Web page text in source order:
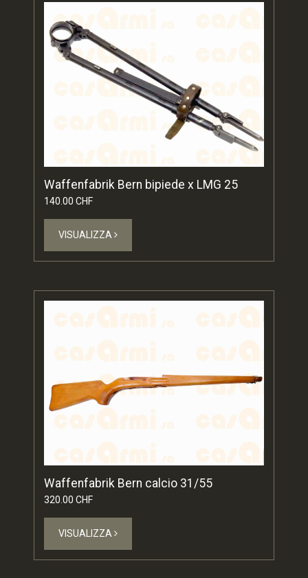
Waffenfabrik Bern bipiede x LMG 25
140.00 CHF
VISUALIZZA
Waffenfabrik Bern calcio 31/55
320.00 CHF
VISUALIZZA